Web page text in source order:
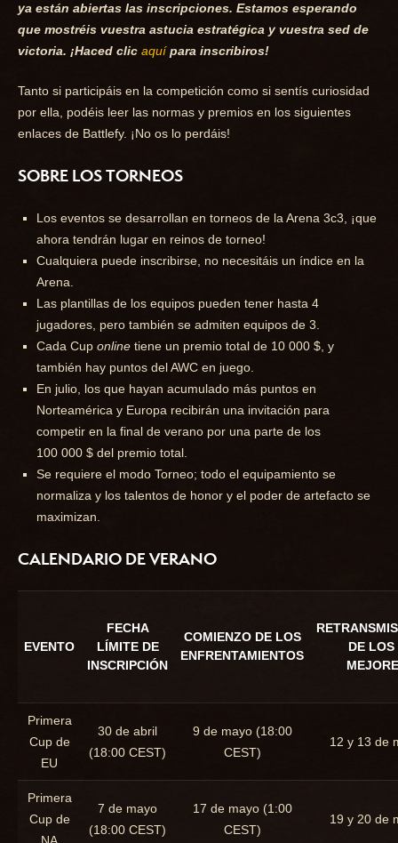
ya están abiertas las inscripciones. Estamos esperando
que mostréis vuestra astucia estratégica y vuestra sed de
victoria. ¡Haced clic aquípara inscribiros!
Tanto si participáis en la competición como si sentís curiosidad
por ella, podéis leer las normas y premios en los siguientes
enlaces de Battlefy. ¡No os lo perdáis!
SOBRE LOS TORNEOS
Los eventos se desarrollan en torneos de la Arena 3c3, ¡que
ahora tendrán lugar en reinos de torneo!
Cualquiera puede inscribirse, no necesitáis un índice en la
Arena.
Las plantillas de los equipos pueden tener hasta 4
jugadores, pero también se admiten equipos de 3.
Cada Cup online tiene un premio total de 10 000 $, y
también hay puntos del AWC en juego.
En julio, los que hayan acumulado más puntos en
Norteamérica y Europa recibirán una invitación para
competir en la final de verano por una parte de los
100 000 $ del premio total.
Se requiere el modo Torneo; todo el equipamiento se
normaliza y los talentos de honor y el poder de artefacto se
maximizan.
CALENDARIO DE VERANO
EVENTO
FECHA
LÍMITE DE
INSCRIPCIÓN
COMIENZO DE LOS
ENFRENTAMIENTOS
DE LOS
Primera
Cup de
EU
30 de abril
(18:00 CEST)
9 de mayo (18:00
CEST)
12 y 13 de
Primera
Cup de
7 de mayo
(18:00 CEST)
17 de mayo (1:00
CEST)
19 y 20 de